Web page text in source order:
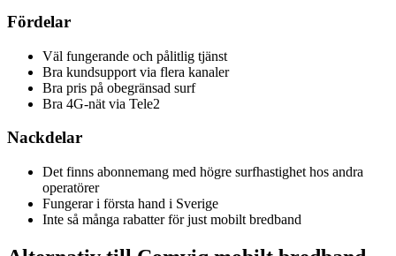
Fördelar
Väl fungerande och pålitlig tjänst
Bra kundsupport via flera kanaler
Bra pris på obegränsad surf
Bra 4G-nät via Tele2
Nackdelar
Det finns abonnemang med högre surfhastighet hos andra
operatörer
Fungerar i första hand i Sverige
Inte så många rabatter för just mobilt bredband